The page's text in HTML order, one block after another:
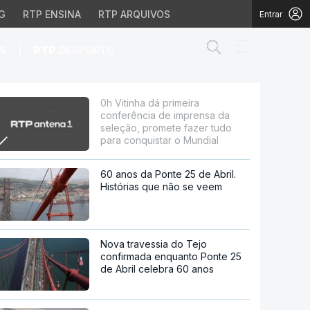
RTP ENSINA RTP ARQUIVOS Entrar
da seleção,
0h Vitinha dá primeira
conferência de imprensa da
seleção, promete fazer tudo
para conquistar o Mundial
60 anos da Ponte 25 de Abril.
Histórias que não se veem
Nova travessia do Tejo
confirmada enquanto Ponte 25
de Abril celebra 60 anos